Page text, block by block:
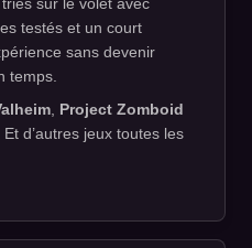
testés et un court
sans devenir
temps.
Project Zomboid
. Et d’autres jeux toutes les